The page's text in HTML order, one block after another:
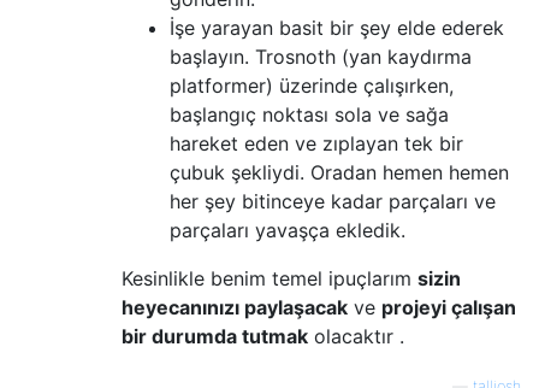
İşe yarayan basit bir şey elde ederek
başlayın. Trosnoth (yan kaydırma
platformer) üzerinde çalışırken,
başlangıç ​​noktası sola ve sağa
hareket eden ve zıplayan tek bir
çubuk şekliydi. Oradan hemen hemen
her şey bitinceye kadar parçaları ve
parçaları yavaşça ekledik.
Kesinlikle benim temel ipuçlarım sizin
heyecanınızı paylaşacak ve projeyi çalışan
bir durumda tutmak olacaktır .